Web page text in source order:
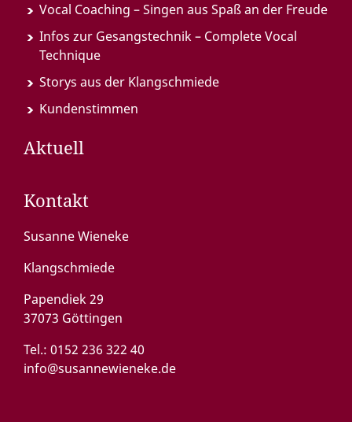
Vocal Coaching – Singen aus Spaß an der Freude
Infos zur Gesangstechnik – Complete Vocal
Technique
Storys aus der Klangschmiede
Kundenstimmen
Aktuell
Kontakt
Susanne Wieneke
Klangschmiede
Papendiek 29
37073 Göttingen
Tel.: 0152 236 322 40
info@susannewieneke.de